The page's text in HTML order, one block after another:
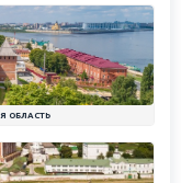
ОБЛАСТЬ